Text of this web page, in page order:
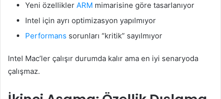
Yeni özellikler ARM mimarisine göre tasarlanıyor
Intel için ayrı optimizasyon yapılmıyor
Performans sorunları “kritik” sayılmıyor
Intel Mac’ler çalışır durumda kalır ama en iyi senaryoda
çalışmaz.